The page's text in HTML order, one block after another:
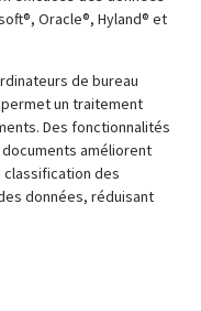
Oracle®, Hyland® et
de bureau
un traitement
Des fonctionnalités
améliorent
des
données, réduisant